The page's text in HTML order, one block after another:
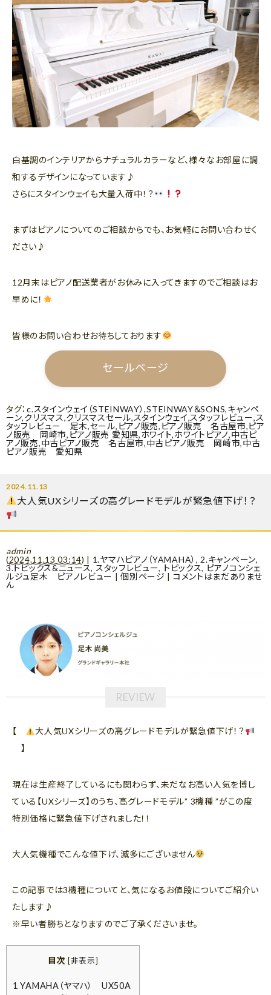
白基調のインテリアからナチュラルカラーなど、様々なお部屋に調
和するデザインになっています♪
さらにスタインウェイも大量入荷中！？
まずはピアノについてのご相談からでも、お気軽にお問い合わせく
ださい♪
12月末はピアノ配送業者がお休みに入ってきますのでご相談はお
早めに！
皆様のお問い合わせお待ちしております
セールページ
タグ：c.スタインウェイ（STEINWAY）,STEINWAY＆SONS,キャンペ
ーン,クリスマス,クリスマスセール,スタインウェイ,スタッフレビュー,ス
タッフレビュー 足木,セール, ピアノ販売, ピアノ販売 名古屋市,ピア
ノ販売 岡崎市, ピアノ販売 愛知県,ホワイト,ホワイトピアノ,中古ピ
アノ販売,中古ピアノ販売 名古屋市,中古ピアノ販売 岡崎市,中古
ピアノ販売 愛知県
2024.11.13
大人気UXシリーズの高グレードモデルが緊急値下げ！？
admin
(2024.11.13 03:14) | 1.ヤマハピアノ（YAMAHA） , 2.キャンペーン,
3.トピックス&ニュース, スタッフレビュー, トピックス, ピアノコンシェ
ルジュ足木 ピアノレビュー |個別ページ | コメントはまだありませ
ん
【
大人気UXシリーズの高グレードモデルが緊急値下げ！？
】
現在は生産終了しているにも関わらず、未だなお高い人気を博し
ている【UXシリーズ】のうち、高グレードモデル” 3機種 ”がこの度
特別価格に緊急値下げされました！！
大人気機種でこんな値下げ、滅多にございません
この記事では3機種についてと、気になるお値段についてご紹介い
たします♪
※早い者勝ちとなりますのでご了承くださいませ。
目次 非表示
1 YAMAHA（ヤマハ） UX50A